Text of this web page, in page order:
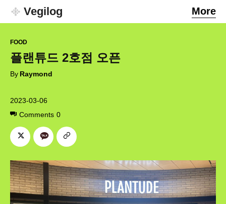
Vegilog More
2023-03-06
Comments 0
FOOD
플랜튜드 2호점 오픈
By Raymond